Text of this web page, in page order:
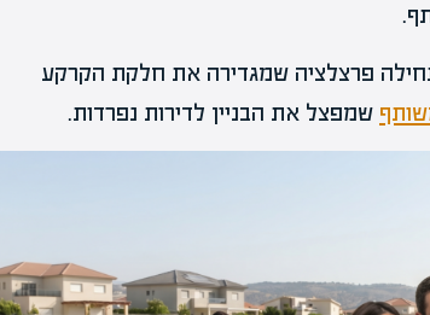
פרצלציה שמגדירה את חלקת הקרקע
שמפצל את הבניין לדירות נפרדות.